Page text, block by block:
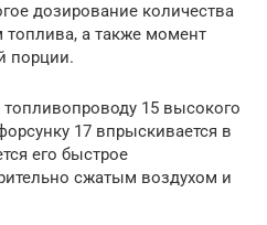
дозирование количества
топлива, а также момент
порции.
15 высокого
17 впрыскивается в
его быстрое
сжатым воздухом и